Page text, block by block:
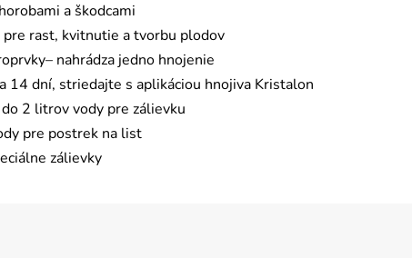
a škodcami
rast, kvitnutie a tvorbu plodov
nahrádza jedno hnojenie
14 dní, striedajte s aplikáciou hnojiva Kristalon
2 litrov vody pre zálievku
pre postrek na list
zálievky